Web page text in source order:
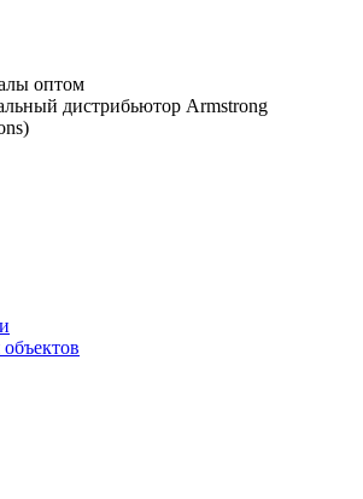
оптом
дистрибьютор Armstrong